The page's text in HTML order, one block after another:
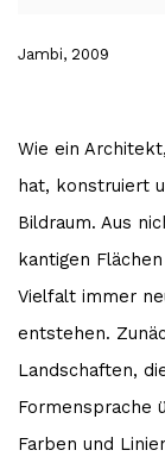
Jambi, 2009
Wie ein
hat, konstruiert
Bildraum. Aus
kantigen
Vielfalt immer
entstehen.
Landschaften,
Formensprache
Farben und